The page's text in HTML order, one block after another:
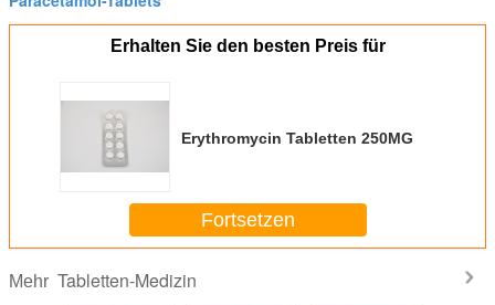
Erhalten Sie den besten Preis für
Erythromycin Tabletten 250MG
Fortsetzen
Mehr Tabletten-Medizin